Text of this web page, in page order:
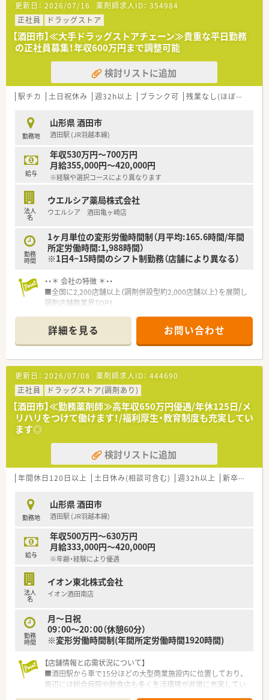
※希望者のみなので、この研修のみ受ける！というのも可能で
す。
◆e-ラーニングやOJT研修などもございます。
≪福利厚生の充実◎≫
■年間休日123日、夏季休暇3日、冬期休暇5日
■残業代1分単位（全社的に残業時間は月10時間程度）
■育児休暇は最大3歳まで、時短勤務は小学校1年生終了時まで
適用となります。
★子育て中の方でも安心して就業できる環境です★
更新日： 2026/07/16 薬剤師求人ID： 354984
正社員
ドラッグストア
【酒田市】≪大手ドラッグストアチェーン≫貴重な平日勤務
の正社員募集！年収600万円まで調整可能
検討リストに追加
駅チカ 土日祝休み 週32h以上 ブランク可 残業なし(ほぼなし含む)
勤務地
山形県 酒田市
酒田駅 (JR羽越本線)
給与
年収530万円～700万円
月給355,000円～420,000円
※経験や選択コースにより異なります
法人
名
ウエルシア薬局株式会社
ウエルシア 酒田亀ヶ崎店
勤務
時間
1ヶ月単位の変形労働時間制（月平均:165.6時間/年間
所定労働時間:1,988時間）
※1日4~15時間のシフト制勤務（店舗により異なる）
・・＊ 会社の特徴 ＊・・
■全国に2,200店舗以上（調剤併設型約2,000店舗以上）を展開し
調剤店舗数業界TOP！
頑張り次第で高給与も可能！
■経験や勤務コースによりますが、経験の少ない方でも500万前
半スタートと業界TOP水準！
■職種や職域に合わせ、豊富な社内研修や外部組織と連携した研
修を用意されています
■薬剤師が中心の会社だからこそ活躍できるキャリアパスが多
種多様に用意されています。
■店舗拡大に伴い、エリアマネジャーや営業部長等のマネジメン
トのポジションも増えます。
■在宅や教育等の専門性を活かせるスペシャリストを目指すこ
■その他にも、管理部門や商品部門等の本社スタッフなど活動領
域は多種多様です。
■在宅実施店舗は年々増加しており、在宅医療へもしっかりと関
わる事ができます。
時短勤務ができるよう変更予定です。
■年間休日が120日とワークライフバランスが整っています
■日用品から常備薬まで、従業員割引制度など嬉しいメリットも
たくさんあります！
詳細を見る お問い合わせ
更新日： 2026/07/08 薬剤師求人ID： 444690
正社員
ドラッグストア(調剤あり)
【酒田市】≪勤務薬剤師≫高年収650万円優遇/年休125日/メ
リハリをつけて働けます！/福利厚生・教育制度も充実してい
ます◎
検討リストに追加
年間休日120日以上 土日休み(相談可含む) 週32h以上 新卒可
勤務地
山形県 酒田市
酒田駅 (JR羽越本線)
給与
年収500万円～630万円
月給333,000円～420,000円
※年齢・経験により優遇
法人
名
イオン東北株式会社
イオン酒田南店
勤務
時間
月～日祝
09：00～20：00（休憩60分）
※変形労働時間制(年間所定労働時間1920時間)
【店舗情報と応需状況について】
■酒田駅から車で15分ほどの大型商業施設内に位置しており、
周辺には総合病院や飲食店も多く生活環境が非常に充実してい